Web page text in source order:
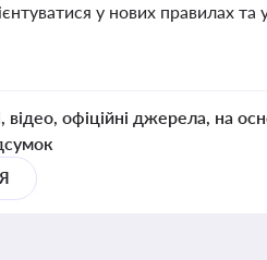
у нових правилах та
офіційні джерела, на